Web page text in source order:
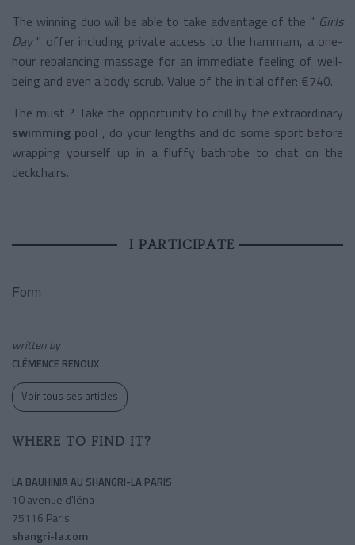
The winning duo will be able to take advantage of the " Girls
Day" offer including private access to the hammam, a one-
hour rebalancing massage for an immediate feeling of well-
being and even a body scrub. Value of the initial offer: €740.
The must ? Take the opportunity to chill by the extraordinary
swimming pool , do your lengths and do some sport before
wrapping yourself up in a fluffy bathrobe to chat on the
deckchairs.
I PARTICIPATE
Form
written by
CLÉMENCE RENOUX
Voir tous ses articles
WHERE TO FIND IT?
LA BAUHINIA AU SHANGRI-LA PARIS
10 avenue d'Iéna
75116 Paris
shangri-la.com